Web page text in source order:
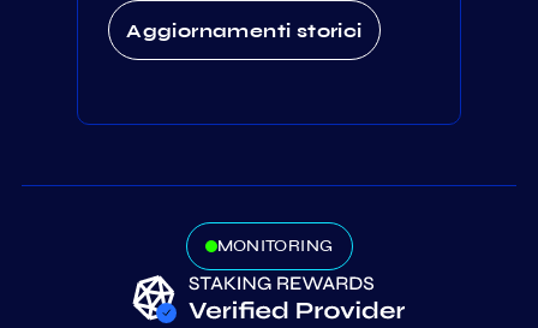
Aggiornamenti storici
MONITORING